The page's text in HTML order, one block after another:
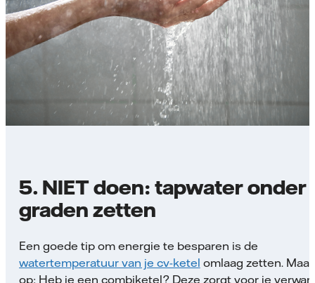
5. NIET doen: tapwater onder
graden zetten
Een goede tip om energie te besparen is de
watertemperatuur van je cv-ketel omlaag zetten.
op: Heb je een combiketel? Deze zorgt voor je